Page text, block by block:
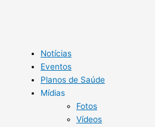
Notícias
Eventos
Planos de Saúde
Mídias
Fotos
Vídeos